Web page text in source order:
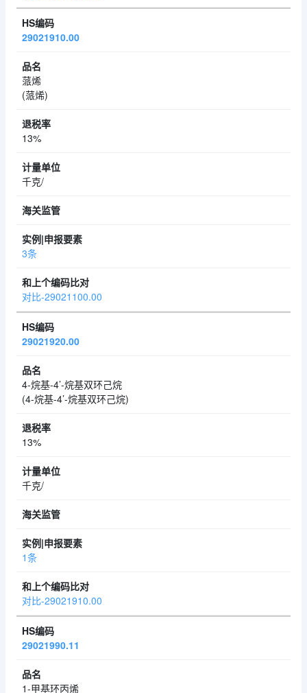
29021910.00
蒎烯
(蒎烯)
13%
千克/
3条
对比-29021100.00
29021920.00
4-烷基-4’-烷基双环己烷
(4-烷基-4’-烷基双环己烷)
13%
千克/
1条
对比-29021910.00
29021990.11
1-甲基环丙烯